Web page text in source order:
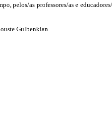
pelos/as professores/as e
Gulbenkian.